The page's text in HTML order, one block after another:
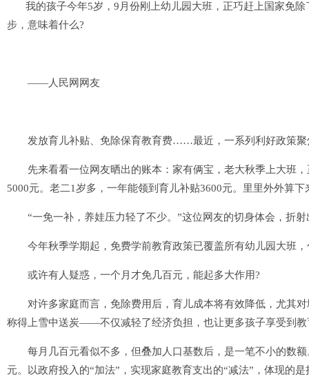
我的孩子今年5岁，9月份刚上幼儿园大班，正巧赶上国家免除
步，意味着什么?
——人民网网友
发放育儿补贴、免除保育教育费……最近，一系列利好政策聚
先来看看一位网友晒出的账本：家有俩宝，老大秋季上大班，
5000元。老二1岁多，一年能领到育儿补贴3600元。里里外外算
“一免一补，养娃压力轻了不少。”这位网友的切身体会，折射
今年秋季学期起，免费学前教育政策已覆盖所有幼儿园大班，
或许有人疑惑，一个月才免几百元，能起多大作用?
对许多家庭而言，免除费用后，育儿成本将有效降低，尤其对
称得上雪中送炭——不仅减轻了经济负担，也让更多孩子享受到教
每月几百元看似不多，但叠加人口基数后，是一笔不小的数额
元。以政府投入的“加法”，实现家庭教育支出的“减法”，体现的